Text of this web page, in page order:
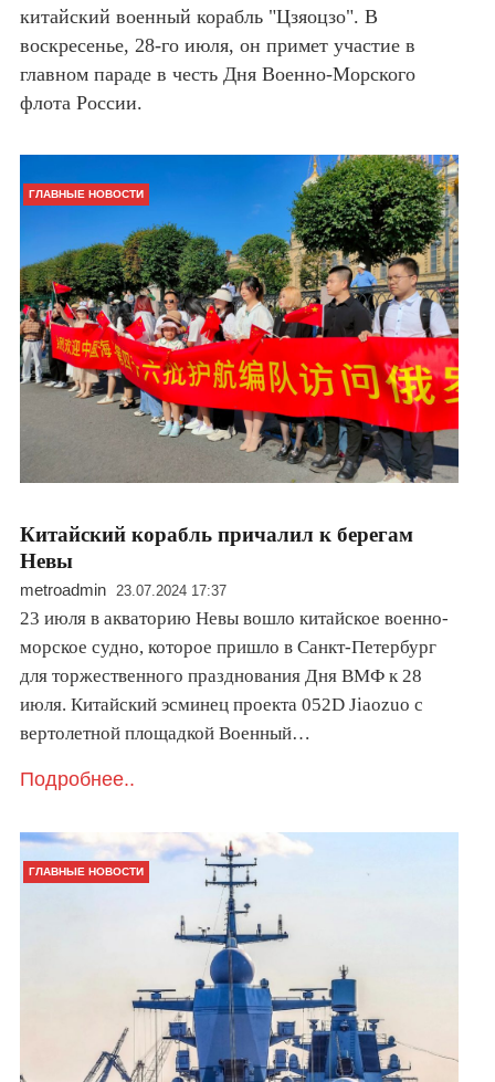
китайский военный корабль "Цзяоцзо". В
воскресенье, 28-го июля, он примет участие в
главном параде в честь Дня Военно-Морского
флота России.
ГЛАВНЫЕ НОВОСТИ
Китайский корабль причалил к берегам
Невы
metroadmin 23.07.2024 17:37
23 июля в акваторию Невы вошло китайское военно-
морское судно, которое пришло в Санкт-Петербург
для торжественного празднования Дня ВМФ к 28
июля. Китайский эсминец проекта 052D Jiaozuo с
вертолетной площадкой Военный…
Подробнее..
ГЛАВНЫЕ НОВОСТИ